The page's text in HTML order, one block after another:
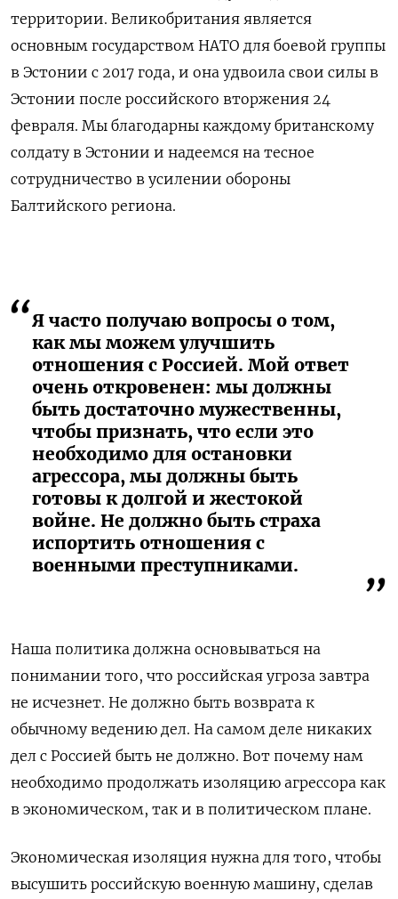
территории. Великобритания является
основным государством НАТО для боевой группы
в Эстонии с 2017 года, и она удвоила свои силы в
Эстонии после российского вторжения 24
февраля. Мы благодарны каждому британскому
солдату в Эстонии и надеемся на тесное
сотрудничество в усилении обороны
Балтийского региона.
Я часто получаю вопросы о том,
как мы можем улучшить
отношения с Россией. Мой ответ
очень откровенен: мы должны
быть достаточно мужественны,
чтобы признать, что если это
необходимо для остановки
агрессора, мы должны быть
готовы к долгой и жестокой
войне. Не должно быть страха
испортить отношения с
военными преступниками.
Наша политика должна основываться на
понимании того, что российская угроза завтра
не исчезнет. Не должно быть возврата к
обычному ведению дел. На самом деле никаких
дел с Россией быть не должно. Вот почему нам
необходимо продолжать изоляцию агрессора как
в экономическом, так и в политическом плане.
Экономическая изоляция нужна для того, чтобы
высушить российскую военную машину, сделав